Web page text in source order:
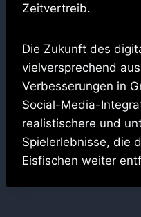
Zeitvertreib.
Die Zukunft des
vielversprechend
Verbesserungen in
Social-Media-
realistischere und
Spielerlebnisse, die
Eisfischen weiter